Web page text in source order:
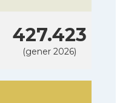
427.423
(gener 2026)